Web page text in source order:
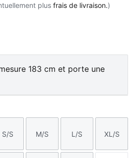
plus frais de livraison.)
183 cm et porte une
Taille
S/S
Taille
M/S
Taille
L/S
Taille
XL/S